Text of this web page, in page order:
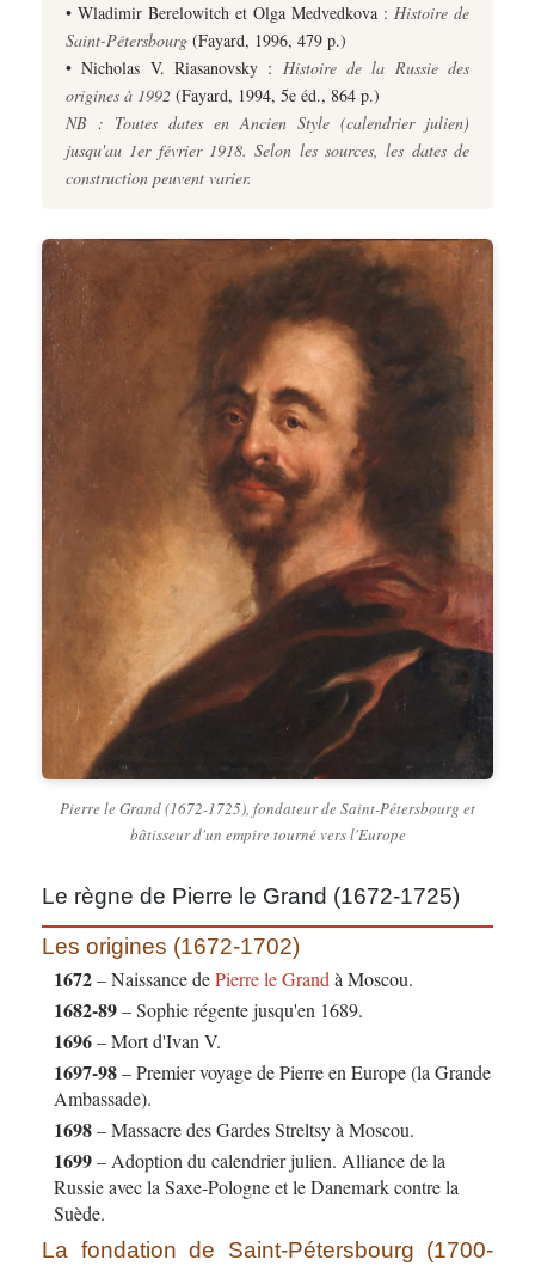
• Wladimir Berelowitch et Olga Medvedkova : Histoire de
Saint-Pétersbourg (Fayard, 1996, 479 p.)
• Nicholas V. Riasanovsky : Histoire de la Russie des
origines à 1992 (Fayard, 1994, 5e éd., 864 p.)
NB : Toutes dates en Ancien Style (calendrier julien)
jusqu'au 1er février 1918. Selon les sources, les dates de
construction peuvent varier.
Pierre le Grand (1672-1725), fondateur de Saint-Pétersbourg et
bâtisseur d'un empire tourné vers l'Europe
Le règne de Pierre le Grand (1672-1725)
Les origines (1672-1702)
1672– Naissance dePierre le Grand à Moscou.
1682-89– Sophie régente jusqu'en 1689.
1696– Mort d'Ivan V.
1697-98– Premier voyage de Pierre en Europe (la Grande
Ambassade).
1698– Massacre des Gardes Streltsy à Moscou.
1699– Adoption du calendrier julien. Alliance de la
Russie avec la Saxe-Pologne et le Danemark contre la
Suède.
La fondation de Saint-Pétersbourg (1700-